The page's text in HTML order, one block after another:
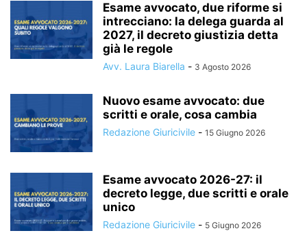
Esame avvocato, due riforme si
intrecciano: la delega guarda al
2027, il decreto giustizia detta
già le regole
Avv. Laura Biarella - 3 Agosto 2026
Nuovo esame avvocato: due
scritti e orale, cosa cambia
Redazione Giuricivile - 15 Giugno 2026
Esame avvocato 2026-27: il
decreto legge, due scritti e orale
unico
Redazione Giuricivile - 5 Giugno 2026